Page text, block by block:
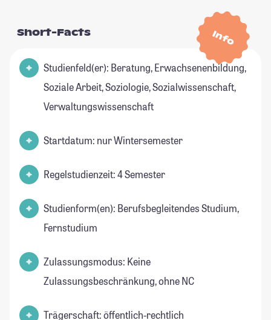
Info
Short-Facts
Studienfeld(er): Beratung, Erwachsenenbildung,
Soziale Arbeit, Soziologie, Sozialwissenschaft,
Verwaltungswissenschaft
Startdatum: nur Wintersemester
Regelstudienzeit: 4 Semester
Studienform(en): Berufsbegleitendes Studium,
Fernstudium
Zulassungsmodus: Keine
Zulassungsbeschränkung, ohne NC
Trägerschaft: öffentlich-rechtlich